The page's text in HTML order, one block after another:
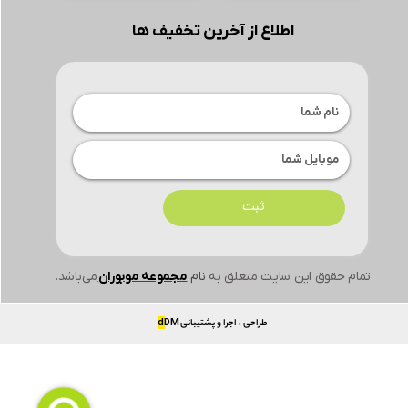
تمام حقوق این سایت متعلق به ناممجموعه موبورانمی‌باشد.
اطلاع از آخرین تخفیف ها
ثبت
طراحی ، اجرا و پشتیبانی dDM